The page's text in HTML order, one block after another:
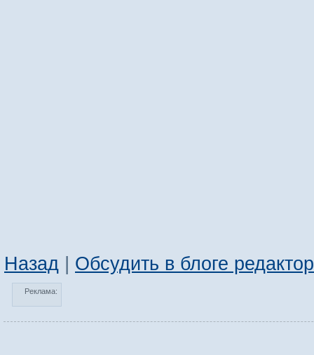
Назад | Обсудить в блоге
Реклама: